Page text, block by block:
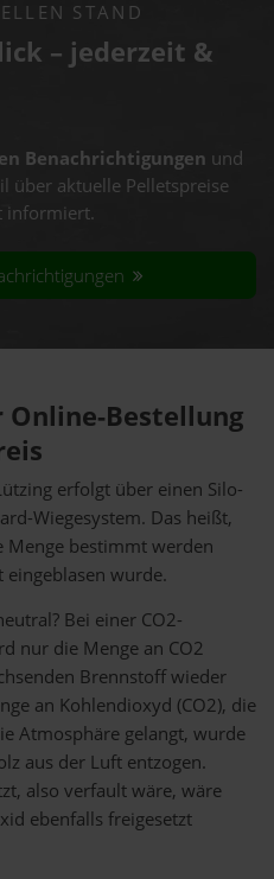
STAND
– jederzeit &
Benachrichtigungen und
über aktuelle Pelletspreise
informiert.
Online-Bestellung
erfolgt über einen Silo-
Wiegesystem. Das heißt,
Menge bestimmt werden
wurde.
Bei einer CO2-
nur die Menge an CO2
Brennstoff wieder
an Kohlendioxyd (CO2), die
Atmosphäre gelangt, wurde
aus der Luft entzogen.
also verfault wäre, wäre
ebenfalls freigesetzt